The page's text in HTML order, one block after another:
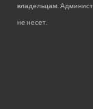
владельцам.
не несет.